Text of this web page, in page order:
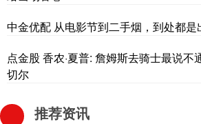
中金优配 从电影节到二手烟，到处都是
点金股 香农·夏普: 詹姆斯去骑士最说不
切尔
推荐资讯